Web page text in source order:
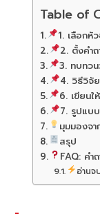
Table of
1. เลือกหั
2. ตั้งคำ
3. ทบทว
4. วิธีวิจัย
6. เขียนใ
7. รูปแบ
มุมมองจ
สรุป
FAQ: คำ
อ่านจ